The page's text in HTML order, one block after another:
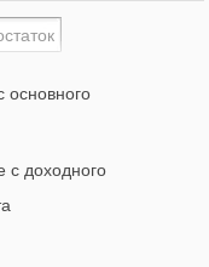
основного
с доходного